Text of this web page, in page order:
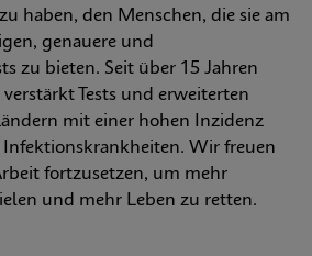
haben, den Menschen, die sie am
genauere und
zu bieten. Seit über 15 Jahren
Tests und erweiterten
mit einer hohen Inzidenz
Infektionskrankheiten. Wir freuen
fortzusetzen, um mehr
und mehr Leben zu retten.